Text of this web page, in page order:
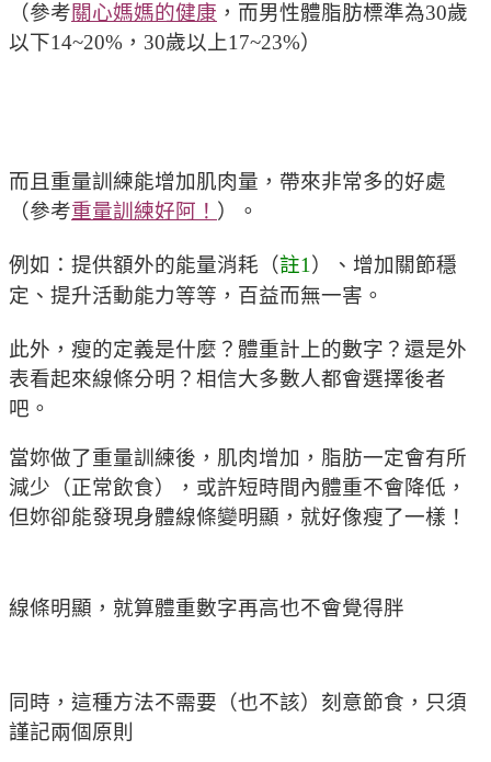
（參考關心媽媽的健康 ，而男性體脂肪標準為30歲
以下14~20%，30歲以上17~23%）
而且重量訓練能增加肌肉量，帶來非常多的好處
（參考重量訓練好阿！ ）。
例如：提供額外的能量消耗（註1 ）、增加關節穩
定、提升活動能力等等，百益而無一害。
此外，瘦的定義是什麼？體重計上的數字？還是外
表看起來線條分明？相信大多數人都會選擇後者
吧。
當妳做了重量訓練後，肌肉增加，脂肪一定會有所
減少（正常飲食），或許短時間內體重不會降低，
但妳卻能發現身體線條變明顯，就好像瘦了一樣！
線條明顯，就算體重數字再高也不會覺得胖
同時，這種方法不需要（也不該）刻意節食，只須
謹記兩個原則